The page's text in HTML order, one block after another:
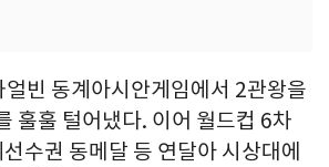
빈 동계아시안게임에서 2관왕을
훌훌 털어냈다. 이어 월드컵 6차
수권 동메달 등 연달아 시상대에